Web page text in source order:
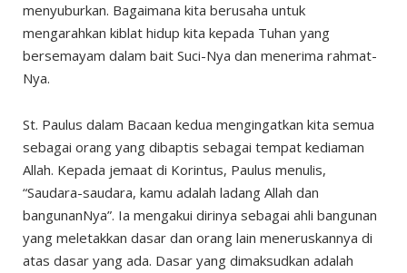
menyuburkan. Bagaimana kita berusaha untuk
mengarahkan kiblat hidup kita kepada Tuhan yang
bersemayam dalam bait Suci-Nya dan menerima rahmat-
Nya.
St. Paulus dalam Bacaan kedua mengingatkan kita semua
sebagai orang yang dibaptis sebagai tempat kediaman
Allah. Kepada jemaat di Korintus, Paulus menulis,
“Saudara-saudara, kamu adalah ladang Allah dan
bangunanNya”. Ia mengakui dirinya sebagai ahli bangunan
yang meletakkan dasar dan orang lain meneruskannya di
atas dasar yang ada. Dasar yang dimaksudkan adalah